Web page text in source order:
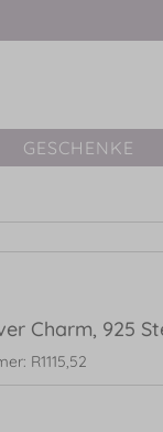
GESCHENKE
Charm, 925
R1115,52